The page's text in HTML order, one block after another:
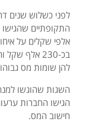
לפני כשלוש שנים
התקופתיים
אלפי שקלים על
להן שומות מס גבוהות ביותר
הגישו החברות
חישוב המס.